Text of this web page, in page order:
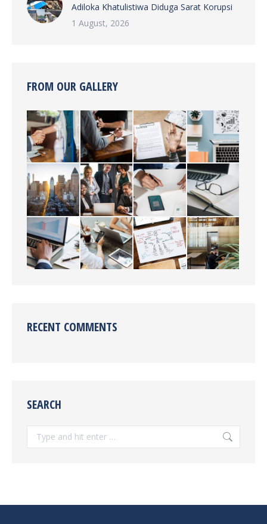
Adiloka Khatulistiwa Diduga Sarat Korupsi
1 August, 2026
FROM OUR GALLERY
RECENT COMMENTS
SEARCH
Search: